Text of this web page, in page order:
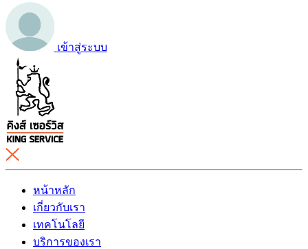
เข้าสู่ระบบ
หน้าหลัก
เกี่ยวกับเรา
เทคโนโลยี
บริการของเรา